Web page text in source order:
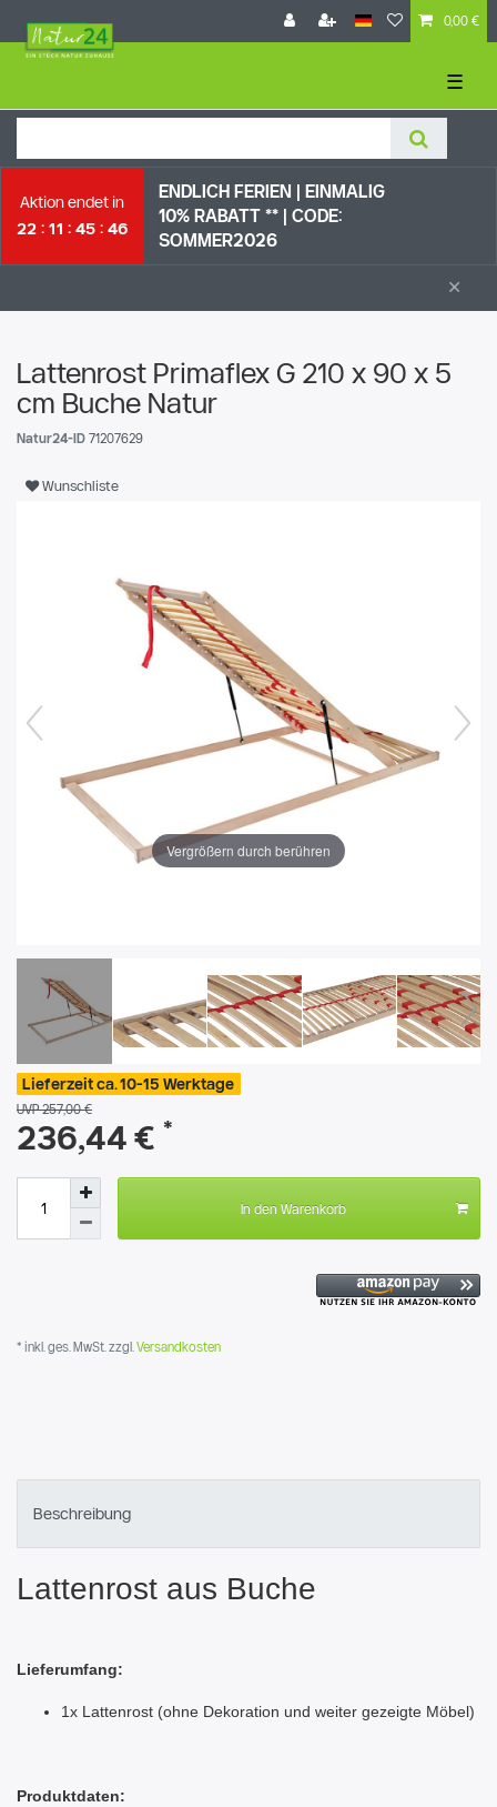
0,00 €
☰
Aktion endet in
22
11 45 45
ENDLICH FERIEN | EI NMALIG
10% RABATT ** | CODE:
SOMMER2026
×
Lattenrost Primaflex G 210 x 90 x 5
cm Buche Natur
Natur24-ID 71207629
Wunschliste
Vergrößern durch berühren
Lieferzeit ca. 10-15 Werktage
UVP 257,00 €
236,44 € *
In den Warenkorb
* inkl. ges. MwSt. zzgl. Versandkosten
Beschreibung
Lattenrost aus Buche
Lieferumfang:
1x Lattenrost (ohne Dekoration und weiter gezeigte Möbel)
Produktdaten: